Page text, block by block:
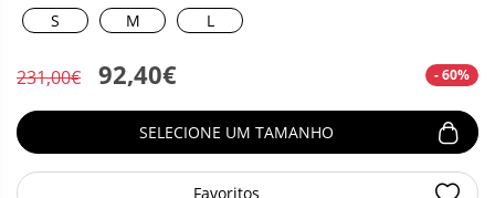
S
M L
231,00€ 92,40€ - 60%
SELECIONE UM TAMANHO
Favoritos